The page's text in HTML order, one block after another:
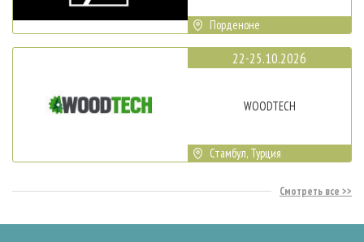
Порденоне
22-25.10.2026
WOODTECH
Стамбул, Турция
Смотреть все